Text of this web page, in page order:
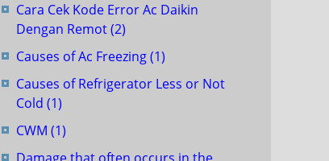
Cara Cek Kode Error Ac Daikin
Dengan Remot(2)
Causes of Ac Freezing(1)
Causes of Refrigerator Less or Not
Cold (1)
CWM (1)